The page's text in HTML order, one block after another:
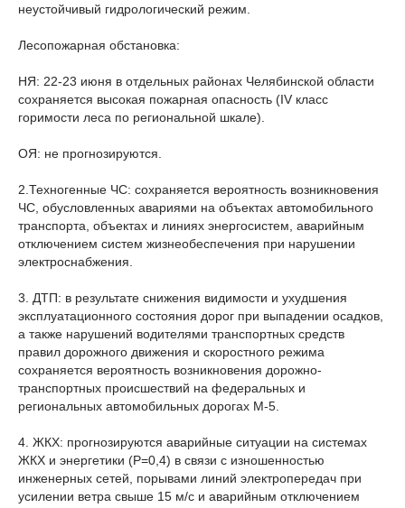
неустойчивый гидрологический режим.
Лесопожарная обстановка:
НЯ: 22-23 июня в отдельных районах Челябинской области
сохраняется высокая пожарная опасность (IV класс
горимости леса по региональной шкале).
ОЯ: не прогнозируются.
2.Техногенные ЧС: сохраняется вероятность возникновения
ЧС, обусловленных авариями на объектах автомобильного
транспорта, объектах и линиях энергосистем, аварийным
отключением систем жизнеобеспечения при нарушении
электроснабжения.
3. ДТП: в результате снижения видимости и ухудшения
эксплуатационного состояния дорог при выпадении осадков,
а также нарушений водителями транспортных средств
правил дорожного движения и скоростного режима
сохраняется вероятность возникновения дорожно-
транспортных происшествий на федеральных и
региональных автомобильных дорогах М-5.
4. ЖКХ: прогнозируются аварийные ситуации на системах
ЖКХ и энергетики (Р=0,4) в связи с изношенностью
инженерных сетей, порывами линий электропередач при
усилении ветра свыше 15 м/с и аварийным отключением